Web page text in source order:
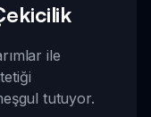
ile
tutuyor.